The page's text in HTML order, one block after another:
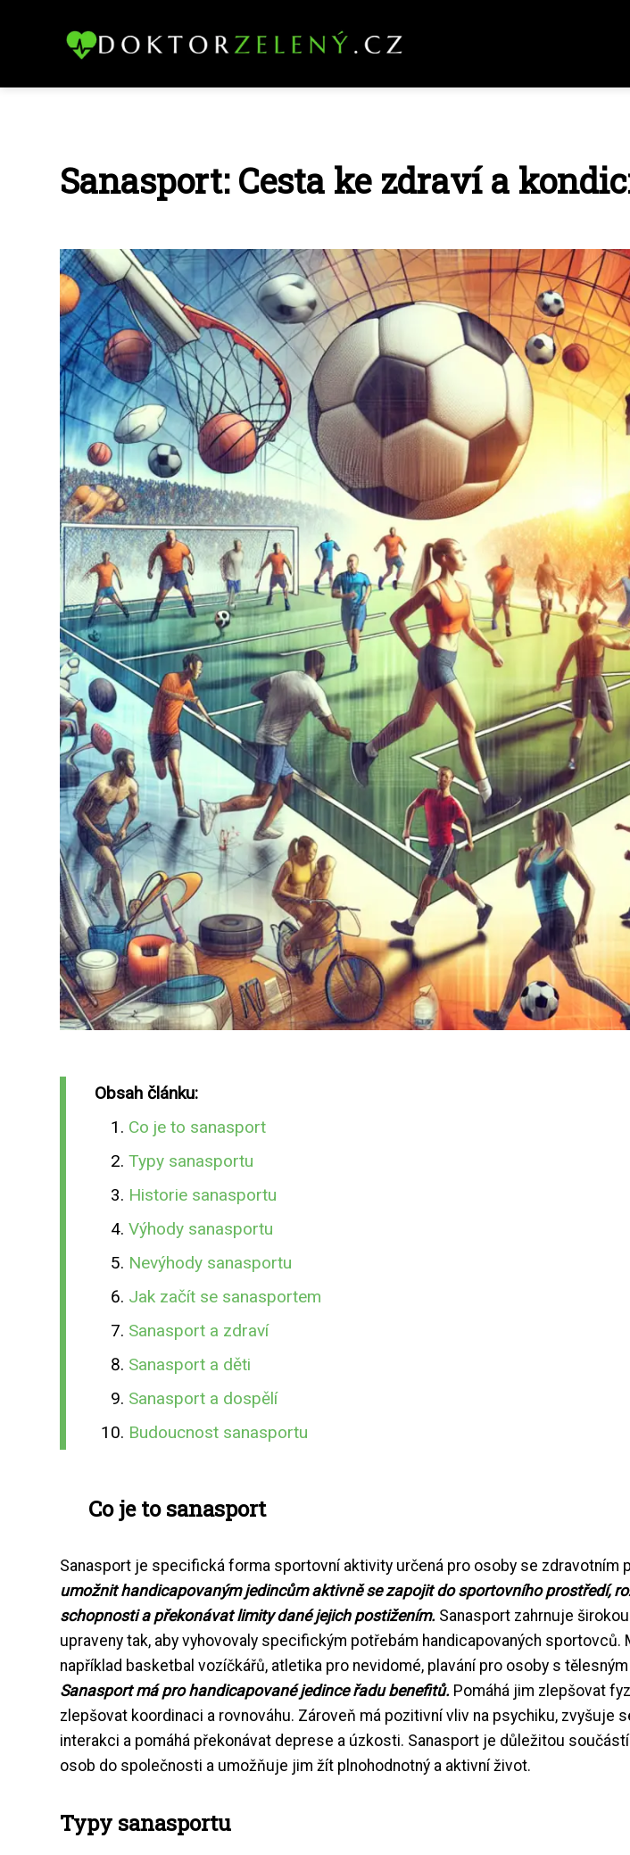
Sanasport: Cesta ke zdraví a
Obsah článku:
Co je to sanasport
Typy sanasportu
Historie sanasportu
Výhody sanasportu
Nevýhody sanasportu
Jak začít se sanasportem
Sanasport a zdraví
Sanasport a děti
Sanasport a dospělí
Budoucnost sanasportu
Co je to sanasport
Sanasport je specifická forma sportovní aktivity určená pro osoby se zdravotním
umožnit handicapovaným jedincům aktivně se zapojit do sportovního prostředí,
schopnosti a překonávat limity dané jejich postižením. Sanasport zahrnuje
upraveny tak, aby vyhovovaly specifickým potřebám handicapovaných
například basketbal vozíčkářů, atletika pro nevidomé, plavání pro osoby s
Sanasport má pro handicapované jedince řadu benefitů. Pomáhá jim zlepšovat
zlepšovat koordinaci a rovnováhu. Zároveň má pozitivní vliv na psychiku, zvyšuje
interakci a pomáhá překonávat deprese a úzkosti. Sanasport je důležitou
osob do společnosti a umožňuje jim žít plnohodnotný a aktivní život.
Typy sanasportu